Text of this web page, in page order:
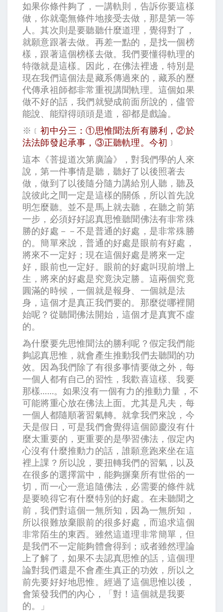
如果你條件夠了，一講軌則，告訴你要這樣
做，你就毫無條件地接受去做，那是第一等
人。其次則是要聽聽什麼道理，覺得對了，
就願意跟著去做。再差一點的，是找一個榜
樣，跟著這個榜樣去做。我們要懂得軌理的
特徵就是這樣。因此，在佛法裡邊，特別是
現在我們這個法是藏系傳過來的，藏系的歷
代傳承祖師都非常重視講聞軌理。這個如果
做不好的話，我們就變成前面所說的，儘管
能說、能辯得頭頭是道，卻都是戲論。
※﹝初中分三：①思惟聞法所有勝利，②於
法法師發起承事，③正聽軌理。今初 ﹞
這本《菩提道次第廣論》，對我們學的人來
說，第一件事情是聽，聽好了以後照著去
做，做到了以後隨分隨力講給別人聽，聽及
說彼此之間一定是這樣的關係，所以首先說
明怎麼聽。並不是馬上就去聽，在聽之前第
一步，必須好好認真思惟聽聞佛法有非常殊
勝的好處－－不是普通的好處，是非常殊勝
的。簡單來說，普通的好處是眼前有好處，
將來不一定好；現在這個好處是將來一定
好，眼前也一定好。眼前的好處叫現前增上
生，將來的好處是究竟決定勝。這兩個究竟
圓滿的時候，一個就是報身、一個就是法
身，這個才是真正我們要的。那麼從哪裡開
始呢？從聽聞佛法開始，這個才是真實不虛
的。
為什麼要先思惟聞法的勝利呢？假定我們能
夠認真思惟，就會產生推動我們去聽聞的功
效。因為我們除了有很多事情要做之外，每
一個人都有自己的習性，我歡喜這樣、我要
那樣……。如果沒有一個有力的推動力量，不
可能將重心放在佛法上面。尤其是凡夫，每
一個人都隨順著習氣轉。就拿我們來說，今
天是假日，可是我們會覺得這個節慶沒有什
麼太重要的，更重要的是學習佛法，假定內
心沒有什麼推動力的話，誰願意跑來坐在這
裡上課？所以說，要扭轉我們的習氣，以及
在很多的選擇當中，能夠摒棄所有世俗的一
切，而一心一意追隨佛法，必需要的條件就
是要曉得它有什麼特別的好處。在未聽聞之
前，我們對這個一無所知，因為一無所知，
所以很難放棄眼前的很多好處，而追求這個
非常陌生的東西。雖然這道理非常簡單，但
是我們不一定能夠體會得到；或者雖然理論
上了解了，如果不去認真思惟的話，這個理
論對我們還是不會產生真正的功效，所以之
前先要好好地思惟。經過了這個思惟以後，
會策發我們的內心，「對！這個就是我要
的。」